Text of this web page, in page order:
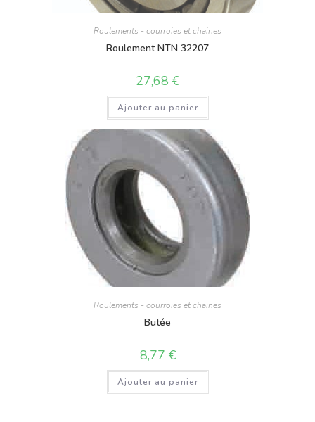
Roulements - courroies et chaines
Roulement NTN 32207
27,68 €
Ajouter au panier
Roulements - courroies et chaines
Butée
8,77 €
Ajouter au panier